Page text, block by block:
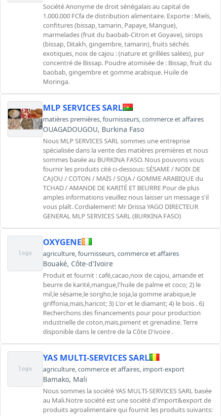
Société Anonyme de droit sénégalais au capital de
1.000.000 FCfa de distribution alimentaire. Exporte : Miels,
confitures (bissap, tamarin, Papaye, Mangue),
marmelades (fruit du baobab-Citron et Goyave), sirops
(bissap, Ditakh, gingembre, tamarin), fruits séchés
exotiques, noix de cajou : (nature et grillées salées), pur
concentré de Bissap. Poudre atomisée de : Bissap, fruit du
baobab, gingembre et gomme arabique. Huile de
Moringa.
MLP SERVICES SARL
matières premières,fournisseurs,commerce et affaires
OUAGADOUGOU, Burkina Faso
Nous MLP SERVICES SARL sommes une entreprise
spécialisée dans la vente des matières premières et nous
sommes basée au BURKINA FASO. Nous pouvons vous
fournir les produits cité ci-dessous: SÉSAME / NOIX DE
CAJOU / COTON / MAÏS / SOJA / GOMME ARABIQUE du
TCHAD / AMANDE DE KARITÉ ET BEURRE Pour de plus
amples informations veuillez nous laisser un message s'il
vous plaît. Cordialement! Mr Drissa YAGO DIRECTEUR
GENERAL MLP SERVICES SARL (BURKINA FASO)
logo
OXYGENE
agriculture,fournisseurs,commerce et affaires
Bouaké, Côte-d'Ivoire
Produit et fournit : café,cacao,noix de cajou, amande et
beurre de karité,mangue,l'huile de palme et coco; 2) le
mil,le sésame,le sorgho,le soja,la gomme arabique,le
griffonia,maïs,haricot; 3) L'or et le diamant; 4) le bois . 6)
Recherchons des financements pour pour production
industrielle de coton,maïs,piment et grenadine. Terre
disponible dans le centre de la Côte D'ivoire .
logo
YAS MULTI-SERVICES SARL
agriculture,commerce et affaires, import-export
Bamako, Mali
Nous sommes la société YAS MULTI-SERVICES SARL basée
au Mali.Notre société est une société d'import&export de
produits agroalimentaire qui fournit les produits suivants: